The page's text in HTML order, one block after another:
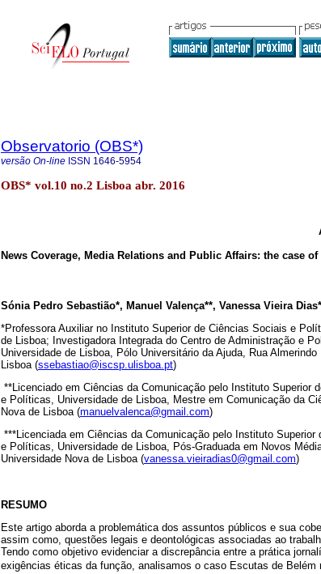
Observatorio (OBS*)
versão On-line ISSN 1646-5954
OBS* vol.10 no.2 Lisboa abr. 2016
News Coverage, Media Relations and Public Affairs: the case of
Sónia Pedro Sebastião*, Manuel Valença**, Vanessa Vieira
*Professora Auxiliar no Instituto Superior de Ciências Sociais e
de Lisboa; Investigadora Integrada do Centro de Administração e
Universidade de Lisboa, Pólo Universitário da Ajuda, Rua Almerindo
Lisboa (ssebastiao@iscsp.ulisboa.pt)
**Licenciado em Ciências da Comunicação pelo Instituto Superior
e Políticas, Universidade de Lisboa, Mestre em Comunicação da
Nova de Lisboa (manuelvalenca@gmail.com)
***Licenciada em Ciências da Comunicação pelo Instituto Superior
e Políticas, Universidade de Lisboa, Pós-Graduada em Novos
Universidade Nova de Lisboa (vanessa.vieiradias0@gmail.com)
RESUMO
Este artigo aborda a problemática dos assuntos públicos e sua
assim como, questões legais e deontológicas associadas ao
Tendo como objetivo evidenciar a discrepância entre a prática
exigências éticas da função, analisamos o caso Escutas de